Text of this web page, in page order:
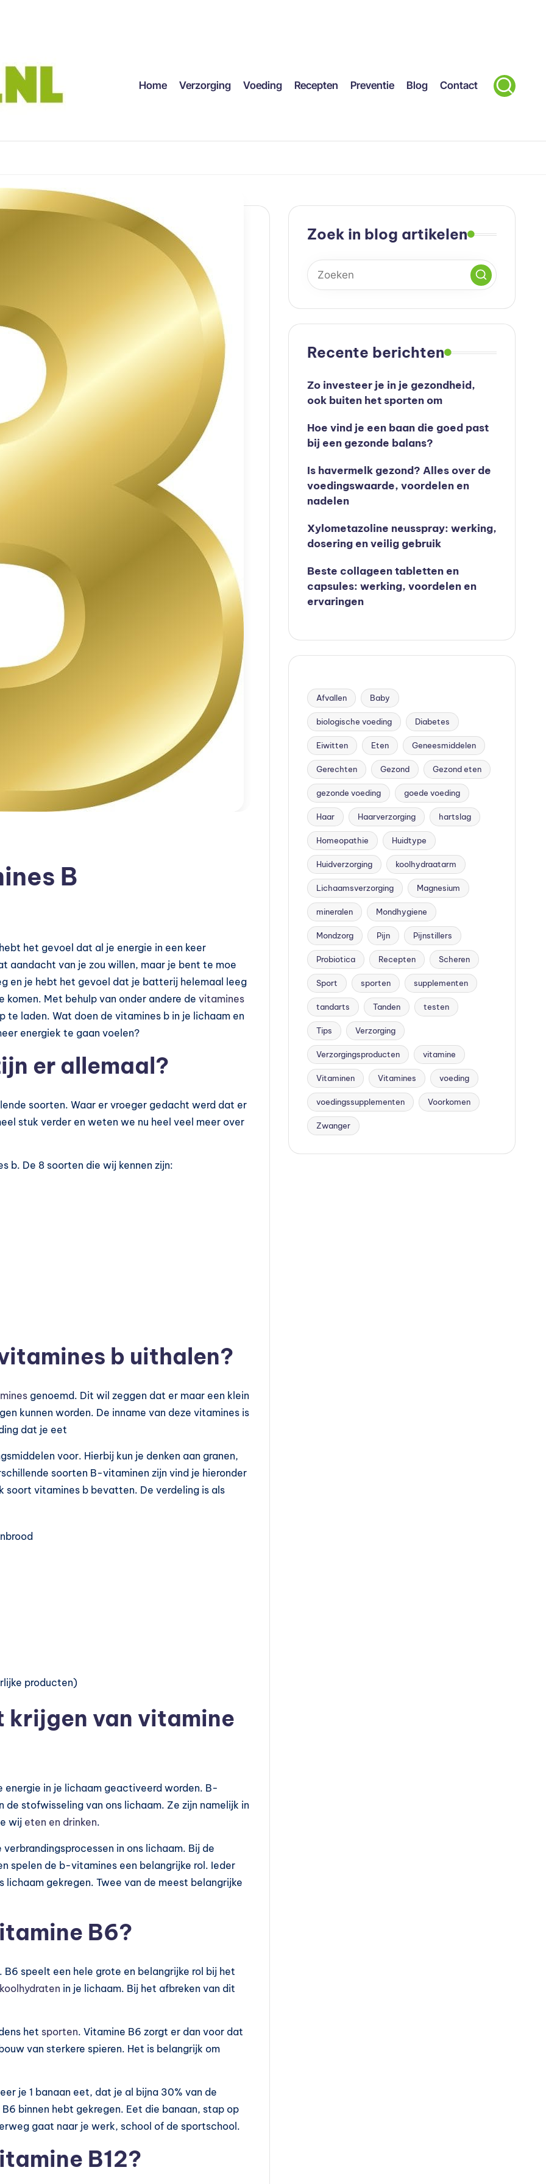
Home Verzorging Voeding Recepten Preventie Blog Contact
B
het gevoel dat al je energie in een keer
aandacht van je zou willen, maar je bent te moe
en je hebt het gevoel dat je batterij helemaal leeg
Met behulp van onder andere de vitamines
laden. Wat doen de vitamines b in je lichaam en
energiek te gaan voelen?
er allemaal?
soorten. Waar er vroeger gedacht werd dat er
stuk verder en weten we nu heel veel meer over
b. De 8 soorten die wij kennen zijn:
b uithalen?
genoemd. Dit wil zeggen dat er maar een klein
kunnen worden. De inname van deze vitamines is
dat je eet
voor. Hierbij kun je denken aan granen,
soorten B-vitaminen zijn vind je hieronder
soort vitamines b bevatten. De verdeling is als
producten)
krijgen van vitamine
in je lichaam geactiveerd worden. B-
stofwisseling van ons lichaam. Ze zijn namelijk in
wij eten en drinken.
in ons lichaam. Bij de
spelen de b-vitamines een belangrijke rol. Ieder
gekregen. Twee van de meest belangrijke
B6?
speelt een hele grote en belangrijke rol bij het
koolhydraten in je lichaam. Bij het afbreken van dit
het sporten. Vitamine B6 zorgt er dan voor dat
van sterkere spieren. Het is belangrijk om
je 1 banaan eet, dat je al bijna 30% van de
binnen hebt gekregen. Eet die banaan, stap op
gaat naar je werk, school of de sportschool.
B12?
Zoek in blog artikelen
Recente berichten
Zo investeer je in je gezondheid,
ook buiten het sporten om
Hoe vind je een baan die goed past
bij een gezonde balans?
Is havermelk gezond? Alles over de
voedingswaarde, voordelen en
nadelen
Xylometazoline neusspray: werking,
dosering en veilig gebruik
Beste collageen tabletten en
capsules: werking, voordelen en
ervaringen
Afvallen Baby
biologische voeding Diabetes
Eiwitten Eten Geneesmiddelen
Gerechten Gezond Gezond eten
gezonde voeding goede voeding
Haar Haarverzorging hartslag
Homeopathie Huidtype
Huidverzorging koolhydraatarm
Lichaamsverzorging Magnesium
mineralen Mondhygiene
Mondzorg Pijn Pijnstillers
Probiotica Recepten Scheren
Sport sporten supplementen
tandarts Tanden testen
Tips Verzorging
Verzorgingsproducten vitamine
Vitaminen Vitamines voeding
voedingssupplementen Voorkomen
Zwanger